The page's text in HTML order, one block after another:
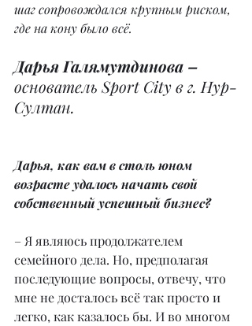
шаг сопровождался крупным риском,
где на кону было всё.
Дарья Галямутдинова –
основатель Sport City в г. Нур-
Султан.
Дарья, как вам в столь юном
возрасте удалось начать свой
собственный успешный бизнес?
– Я являюсь продолжателем
семейного дела. Но, предполагая
последующие вопросы, отвечу, что
мне не досталось всё так просто и
легко, как казалось бы. И во многом